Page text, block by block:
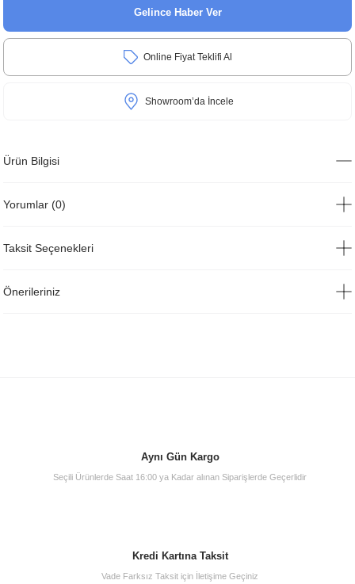
Gelince Haber Ver
Online Fiyat Teklifi Al
Showroom’da İncele
Ürün Bilgisi
Yorumlar (0)
Taksit Seçenekleri
Önerileriniz
Aynı Gün Kargo
Seçili Ürünlerde Saat 16:00 ya Kadar alınan Siparişlerde Geçerlidir
Kredi Kartına Taksit
Vade Farksız Taksit için İletişime Geçiniz